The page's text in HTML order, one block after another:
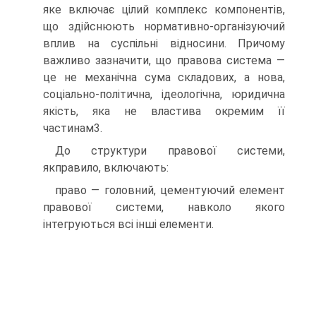
яке включає цілий комплекс компонентів,
що здійснюють нормативно-організуючий
вплив на суспільні відносини. Причому
важливо зазначити, що правова система —
це не механічна сума складових, а нова,
соціально-політична, ідеологічна, юридична
якість, яка не властива окремим її
частинам3.
До структури правової системи,
якправило, включають:
право — головний, цементуючий елемент
правової системи, навколо якого
інтегруються всі інші елементи.